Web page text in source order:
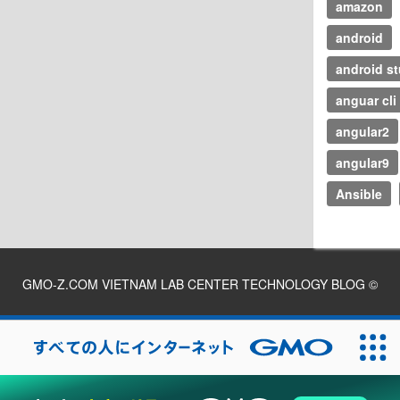
amazon
android
android
anguar cli
angular2
angular9
Ansible
GMO-Z.COM VIETNAM LAB CENTER TECHNOLOGY BLOG ©
2026